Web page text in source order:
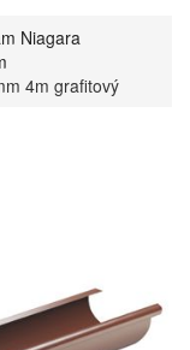
Niagara
4m grafitový